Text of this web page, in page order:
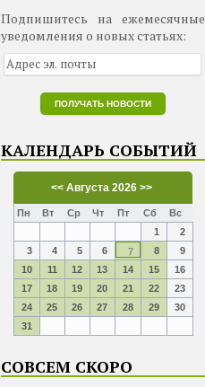
Подпишитесь на ежемесячные
уведомления о новых статьях:
КАЛЕНДАРЬ СОБЫТИЙ
<< Августа 2026>>
Пн Вт Ср Чт Пт Сб
Вс
1
2
3
4 5 6 7 8
9
10
11 12 13 14 15
16
17
18 19 20 21 22
23
24
25 26 27 28 29
30
31
СОВСЕМ СКОРО